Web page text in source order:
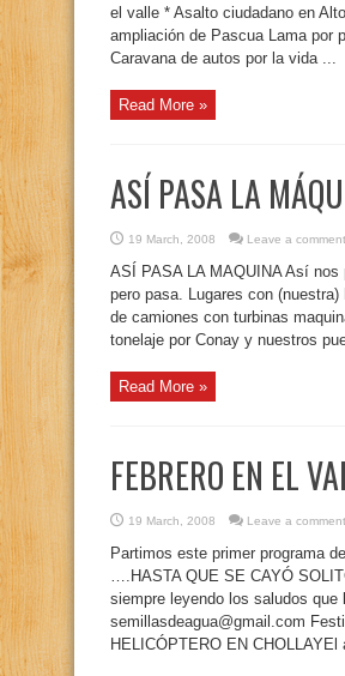
el valle * Asalto ciudadano en
ampliación de Pascua Lama por
Caravana de autos por la vida ...
Read More »
ASÍ PASA LA
19 March, 2008 Leave a comment
ASÍ PASA LA MAQUINA Así
pero pasa. Lugares con
de camiones con turbinas
tonelaje por Conay y nuestros
Read More »
FEBRERO EN EL
19 March, 2008 Leave a comment
Partimos este primer programa
….HASTA QUE SE CAYÓ
siempre leyendo los saludos
semillasdeagua@gmail.com
HELICÓPTERO EN